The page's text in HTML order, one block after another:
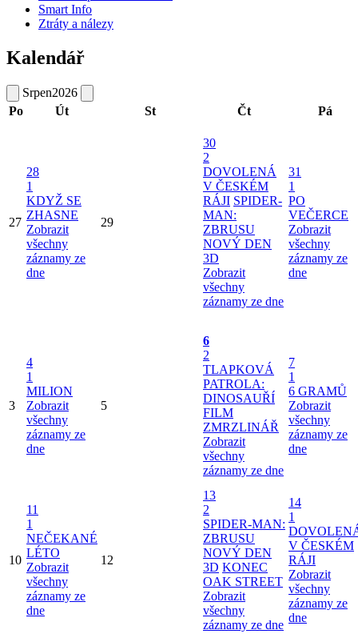
Smart Info
Ztráty a nálezy
Kalendář
Srpen2026
Po
Út St Čt Pá
27
28
1
KDYŽ SE
ZHASNE
Zobrazit
všechny
záznamy ze
dne
29
30
2
DOVOLENÁ
V ČESKÉM
RÁJI SPIDER-
MAN:
ZBRUSU
NOVÝ DEN
3D
Zobrazit
všechny
záznamy ze dne
31
1
PO
VEČERCE
Zobrazit
všechny
záznamy ze
dne
3
4
1
MILION
Zobrazit
všechny
záznamy ze
dne
5
6
2
TLAPKOVÁ
PATROLA:
DINOSAUŘÍ
FILM
ZMRZLINÁŘ
Zobrazit
všechny
záznamy ze dne
7
1
6 GRAMŮ
Zobrazit
všechny
záznamy ze
dne
10
11
1
NEČEKANÉ
LÉTO
Zobrazit
všechny
záznamy ze
dne
12
13
2
SPIDER-MAN:
ZBRUSU
NOVÝ DEN
3D KONEC
OAK STREET
Zobrazit
všechny
záznamy ze dne
14
1
V ČESKÉM
RÁJI
Zobrazit
všechny
záznamy ze
dne